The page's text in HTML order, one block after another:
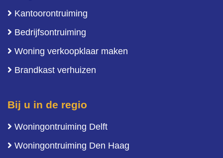
Kantoorontruiming
Bedrijfsontruiming
Woning verkoopklaar maken
Brandkast verhuizen
Bij u in de regio
Woningontruiming Delft
Woningontruiming Den Haag